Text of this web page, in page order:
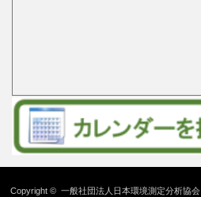
Copyright ©一般社団法人日本環境測定分析協会